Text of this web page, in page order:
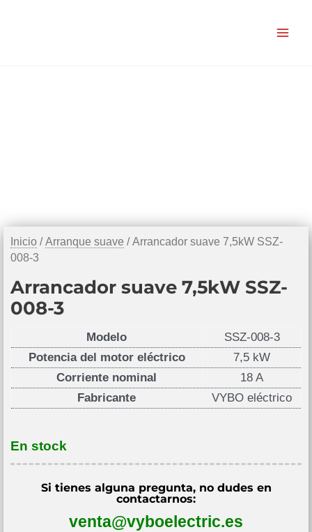
Inicio /Arranque suave / Arrancador suave 7,5kW SSZ-
008-3
Arrancador suave 7,5kW SSZ-
008-3
Modelo
SSZ-008-3
Potencia del motor eléctrico
7,5 kW
Corriente nominal
18 A
Fabricante
VYBO eléctrico
En stock
Si tienes alguna pregunta, no dudes en
contactarnos:
venta@vyboelectric.es